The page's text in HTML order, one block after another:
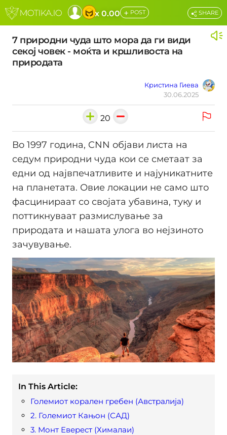
x 0.00 + POST
7 природни чуда што мора да ги види
секој човек - моќта и кршливоста на
природата
Кристина Гиева
30.06.2025
SHARE
20
Во 1997 година, CNN објави листа на
седум природни чуда кои се сметаат за
едни од највпечатливите и најуникатните
на планетата. Овие локации не само што
фасцинираат со својата убавина, туку и
поттикнуваат размислување за
природата и нашата улога во нејзиното
зачувување.
In This Article:
Големиот корален гребен (Австралија)
2. Големиот Кањон (САД)
3. Монт Еверест (Хималаи)